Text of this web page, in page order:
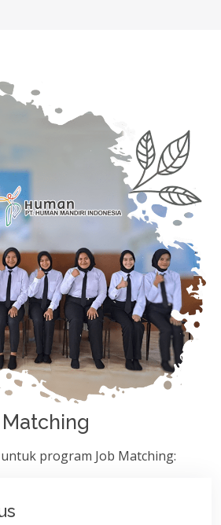
program Job Matching: